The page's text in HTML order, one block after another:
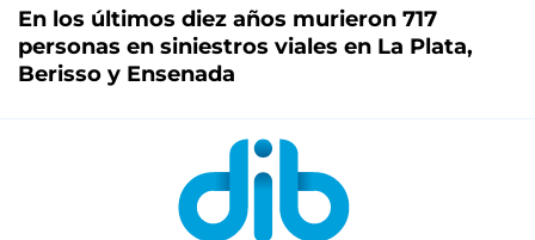
En los últimos diez años murieron 717
personas en siniestros viales en La Plata,
Berisso y Ensenada